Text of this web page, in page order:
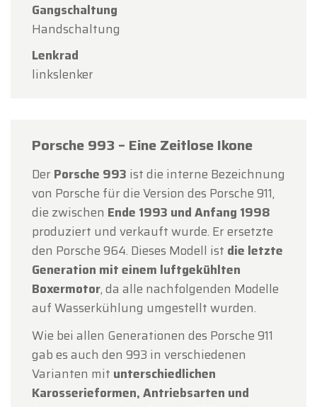
Gangschaltung
Handschaltung
Lenkrad
linkslenker
Porsche 993 – Eine Zeitlose Ikone
Der Porsche 993 ist die interne Bezeichnung
von Porsche für die Version des Porsche 911,
die zwischen Ende 1993 und Anfang 1998
produziert und verkauft wurde. Er ersetzte
den Porsche 964. Dieses Modell ist die letzte
Generation mit einem luftgekühlten
Boxermotor, da alle nachfolgenden Modelle
auf Wasserkühlung umgestellt wurden.
Wie bei allen Generationen des Porsche 911
gab es auch den 993 in verschiedenen
Varianten mit unterschiedlichen
Karosserieformen, Antriebsarten und
Unser Showroom ist
bis einschließlich Freitag, den 14. August
gewohnten Öffnungszeiten geöffnet.
Am Montag, den 17. August,
darauf, Sie bald wieder bei Oldtimerfarm
Ihr Oldtimerfarm-Team